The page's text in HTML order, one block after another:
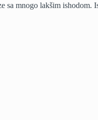
mnogo lakšim ishodom.